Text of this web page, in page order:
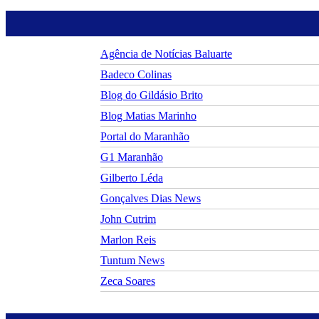
Agência de Notícias Baluarte
Badeco Colinas
Blog do Gildásio Brito
Blog Matias Marinho
Portal do Maranhão
G1 Maranhão
Gilberto Léda
Gonçalves Dias News
John Cutrim
Marlon Reis
Tuntum News
Zeca Soares